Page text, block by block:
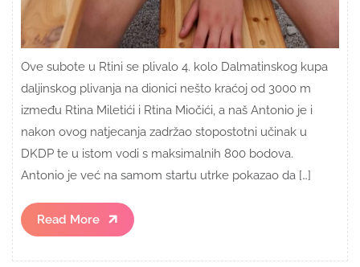
Ove subote u Rtini se plivalo 4. kolo Dalmatinskog kupa
daljinskog plivanja na dionici nešto kraćoj od 3000 m
između Rtina Miletići i Rtina Miočići, a naš Antonio je i
nakon ovog natjecanja zadržao stopostotni učinak u
DKDP te u istom vodi s maksimalnih 800 bodova.
Antonio je već na samom startu utrke pokazao da […]
Read More
Read
More